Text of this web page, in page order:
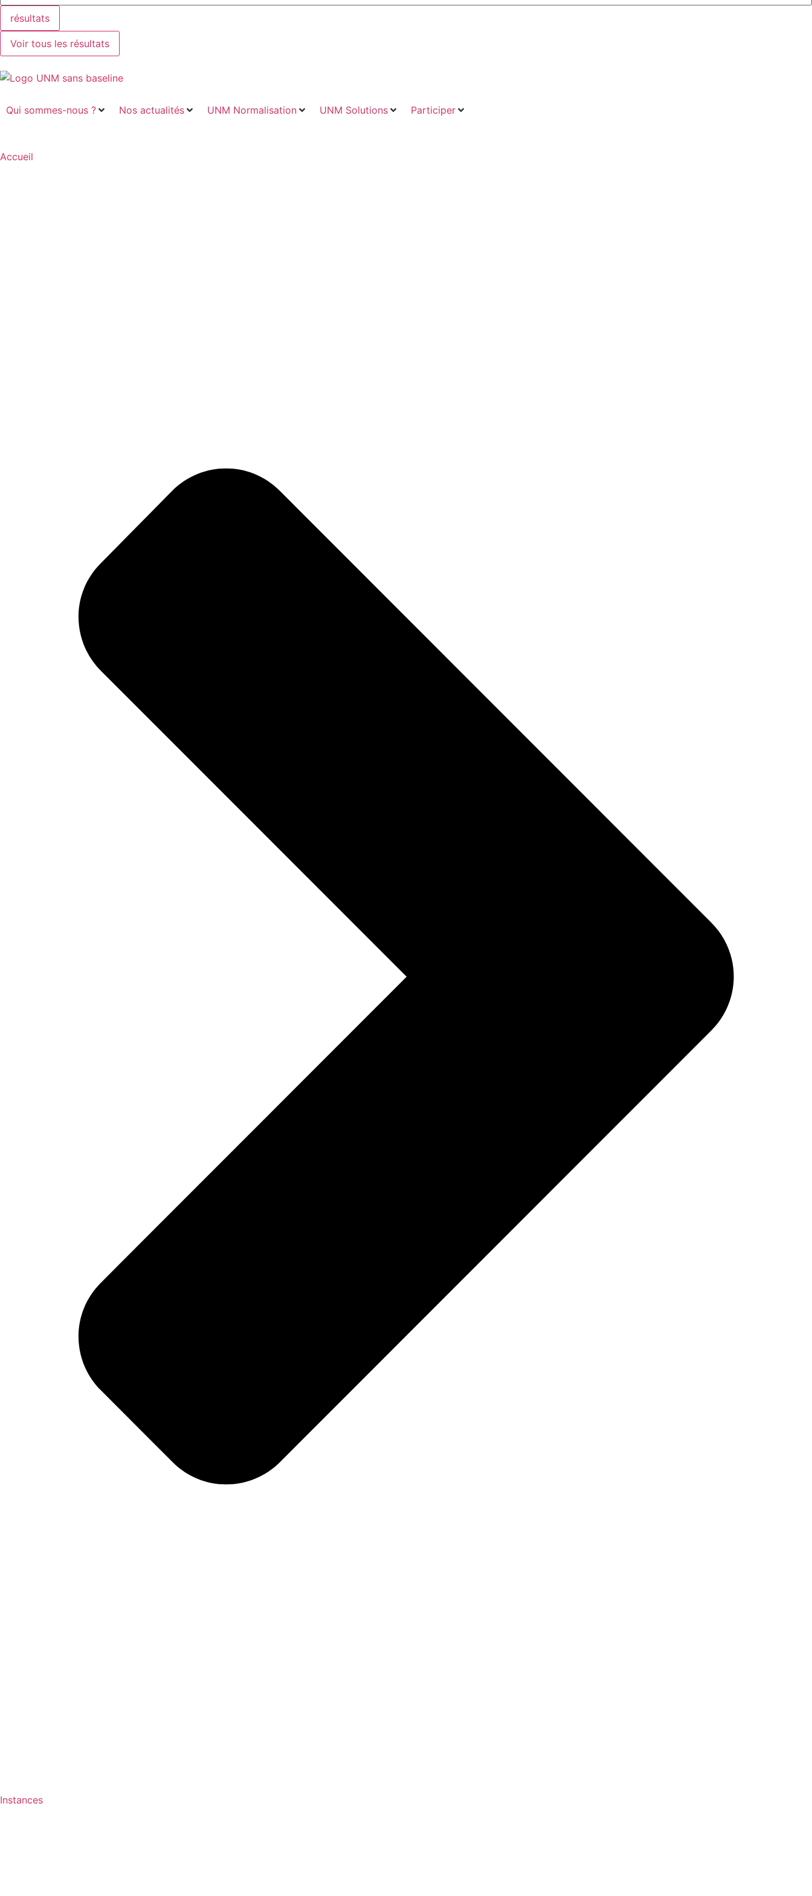
résultats
Voir tous les résultats
Qui sommes-nous ? Nos actualités UNM Normalisation UNM Solutions Participer
Accueil
Instances